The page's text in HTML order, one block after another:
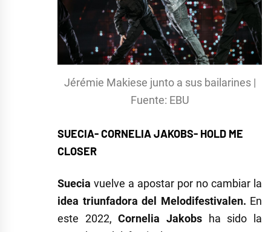
Jérémie Makiese junto a sus bailarines |
Fuente: EBU
SUECIA- CORNELIA JAKOBS- HOLD ME
CLOSER
Suecia vuelve a apostar por no cambiar la
idea triunfadora del Melodifestivalen. En
este 2022,Cornelia Jakobs ha sido la